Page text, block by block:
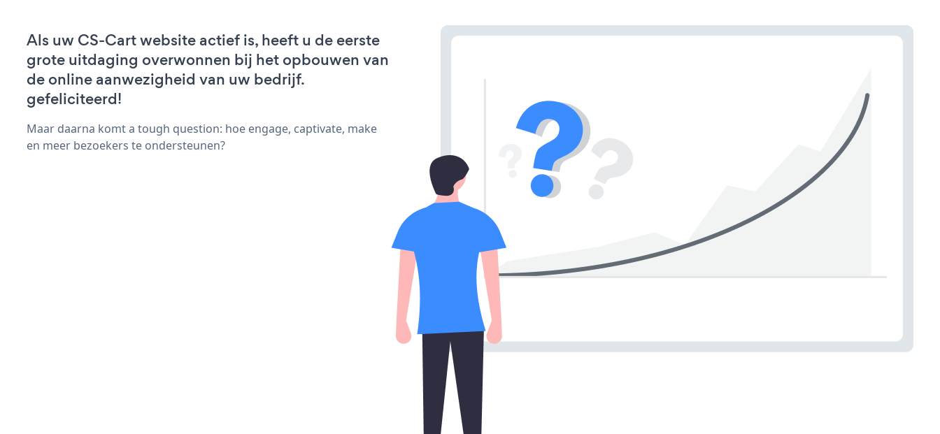
Als uw CS-Cart website actief is, heeft u de eerste
grote uitdaging overwonnen bij het opbouwen van
de online aanwezigheid van uw bedrijf.
gefeliciteerd!
Maar daarna komt a tough question: hoe engage, captivate, make
en meer bezoekers te ondersteunen?